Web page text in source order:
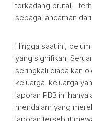
terkadang
sebagai ancaman
Hingga saat ini,
yang signifikan.
seringkali diabaikan
keluarga-keluarga
laporan PBB ini
mendalam yang